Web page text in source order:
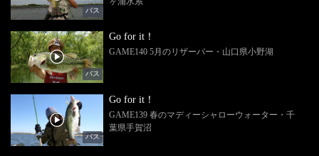
バス
バス
Go for it！
GAME140 5月のリザーバー・山口県小野湖
バス
Go for it！
GAME139 春のマディーシャローウォーター・千
葉県手賀沼